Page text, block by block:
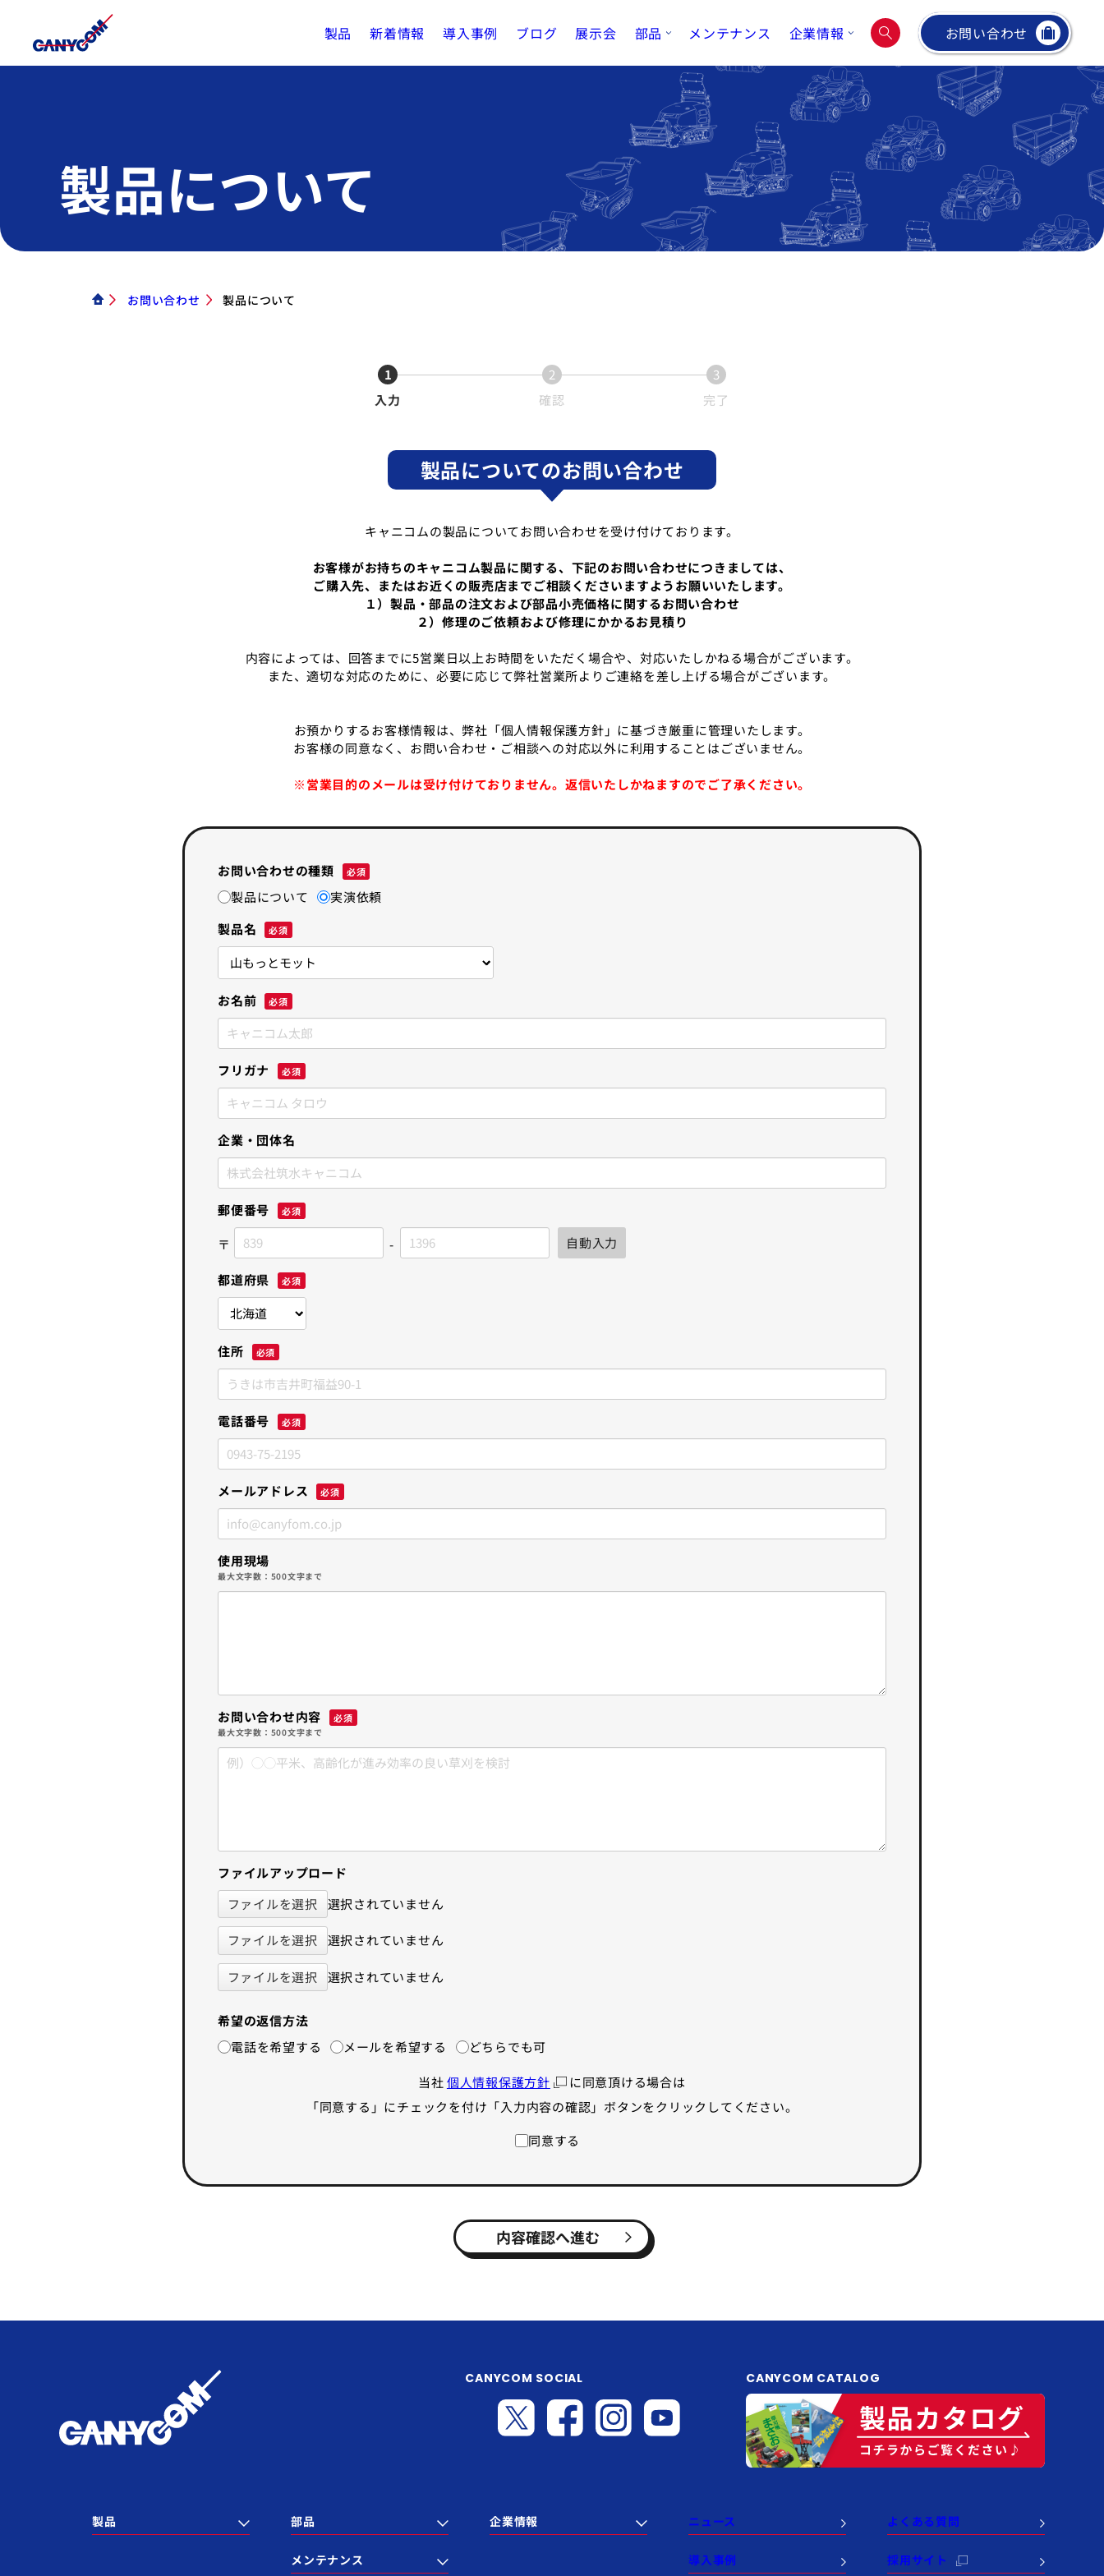
製品 新着情報 導入事例 ブログ 展示会 部品 メンテナンス 企業情報 お問い合わせ
製品について
お問い合わせ 製品について
1
入力
2
確認
3
完了
製品についてのお問い合わせ
キャニコムの製品についてお問い合わせを受け付けております。
お客様がお持ちのキャニコム製品に関する、下記のお問い合わせにつきましては、
ご購入先、またはお近くの販売店までご相談くださいますようお願いいたします。
１）製品・部品の注文および部品小売価格に関するお問い合わせ
２）修理のご依頼および修理にかかるお見積り
内容によっては、回答までに5営業日以上お時間をいただく場合や、対応いたしかねる場合がございます。
また、適切な対応のために、必要に応じて弊社営業所よりご連絡を差し上げる場合がございます。
お預かりするお客様情報は、弊社「個人情報保護方針」に基づき厳重に管理いたします。
お客様の同意なく、お問い合わせ・ご相談への対応以外に利用することはございません。
※営業目的のメールは受け付けておりません。返信いたしかねますのでご了承ください。
お問い合わせの種類
製品について
実演依頼
製品名
お名前
フリガナ
企業・団体名
郵便番号
都道府県
住所
電話番号
メールアドレス
使用現場
最大文字数：500文字まで
お問い合わせ内容
最大文字数：500文字まで
ファイルアップロード
ファイルを選択
選択されていません
ファイルを選択 選択されていません
ファイルを選択 選択されていません
希望の返信方法
電話を希望する
メールを希望する どちらでも可
当社個人情報保護方針
に同意頂ける場合は
「同意する」にチェックを付け「入力内容の確認」ボタンをクリックしてください。
同意する
内容確認へ進む
CANYCOM SOCIAL CANYCOM CATALOG
製品 部品
メンテナンス
企業情報 ニュース
導入事例
よくある質問
採用サイト